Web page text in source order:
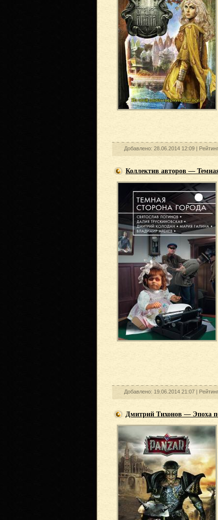
Добавлено: 28.06.2014 12:09 |
Коллектив авторов —
Добавлено: 19.06.2014 21:07 |
Дмитрий Тихонов — Эпоха